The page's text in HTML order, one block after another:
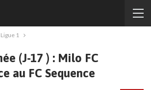
Ligue 1
(J-17 ) : Milo FC
au FC Sequence